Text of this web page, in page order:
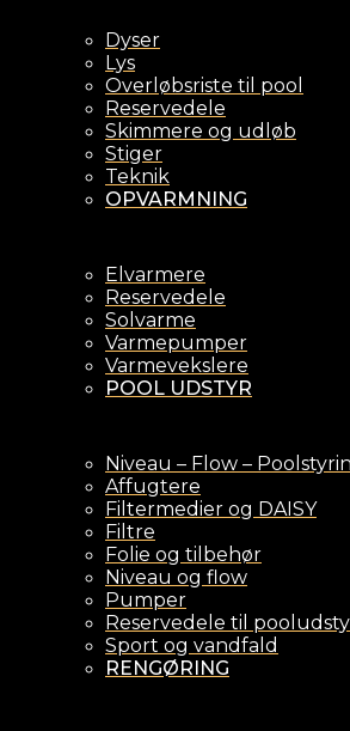
Dyser
Lys
Overløbsriste til pool
Reservedele
Skimmere og udløb
Stiger
Teknik
OPVARMNING
Elvarmere
Reservedele
Solvarme
Varmepumper
Varmevekslere
POOL UDSTYR
Niveau – Flow –
Affugtere
Filtermedier og DAISY
Filtre
Folie og tilbehør
Niveau og flow
Pumper
Reservedele til
Sport og vandfald
RENGØRING